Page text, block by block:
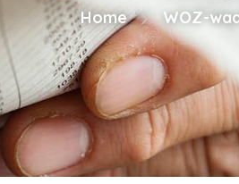
Home WOZ-